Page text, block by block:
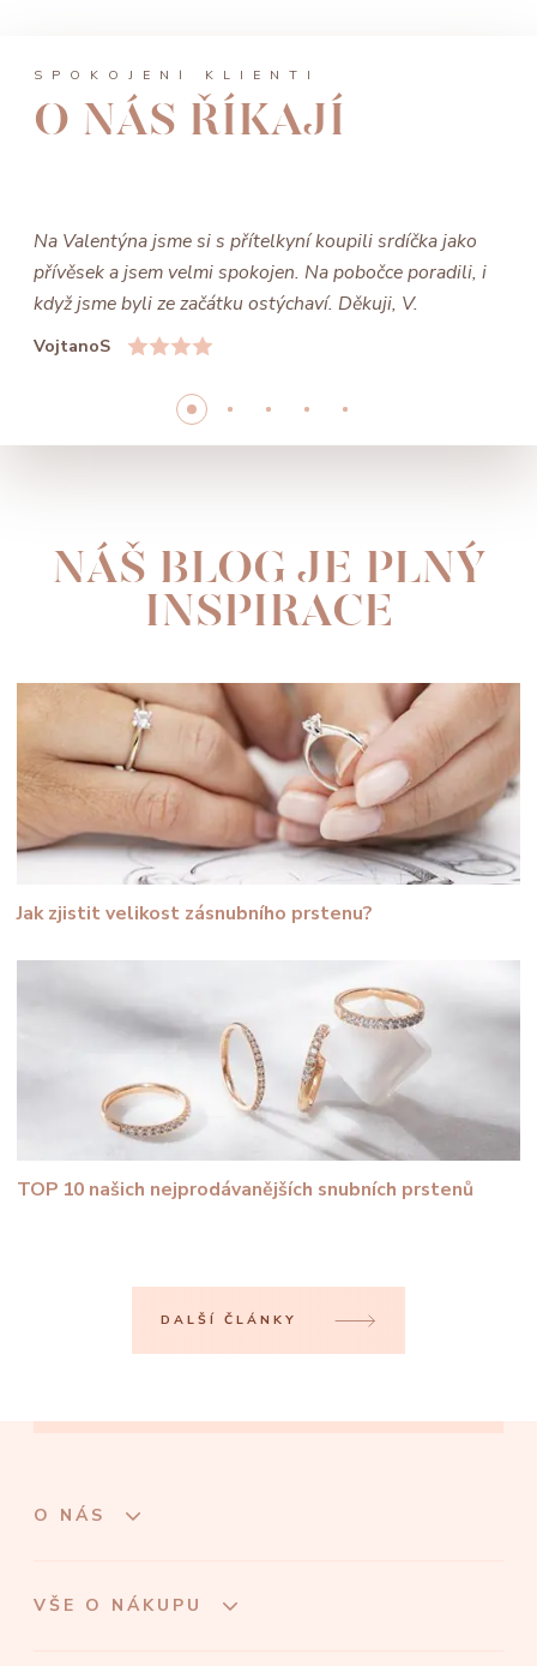
SPOKOJENÍ KLIENTI
O NÁS ŘÍKAJÍ
Na Valentýna jsme si s přítelkyní koupili srdíčka jako
přívěsek a jsem velmi spokojen. Na pobočce poradili, i
když jsme byli ze začátku ostýchaví. Děkuji, V.
VojtanoS
NÁŠ BLOG JE PLNÝ
INSPIRACE
Jak zjistit velikost zásnubního prstenu?
TOP 10 našich nejprodávanějších snubních prstenů
DALŠÍ ČLÁNKY
O NÁS
VŠE O NÁKUPU